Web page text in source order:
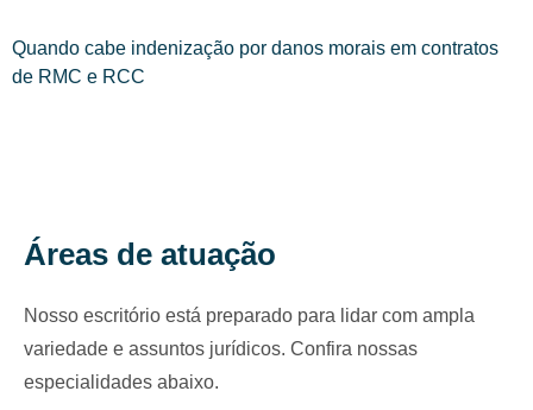
Quando cabe indenização por danos morais em contratos
de RMC e RCC
Áreas de atuação
Nosso escritório está preparado para lidar com ampla
variedade e assuntos jurídicos. Confira nossas
especialidades abaixo.